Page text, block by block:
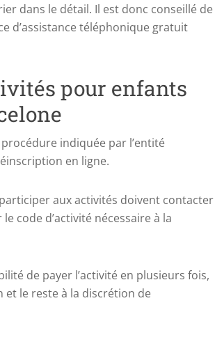
dans le détail. Il est donc conseillé de
d’assistance téléphonique gratuit
pour enfants
indiquée par l’entité
en ligne.
aux activités doivent contacter
code d’activité nécessaire à la
de payer l’activité en plusieurs fois,
et le reste à la discrétion de